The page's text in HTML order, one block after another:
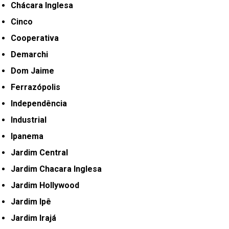
Chácara Inglesa
Cinco
Cooperativa
Demarchi
Dom Jaime
Ferrazópolis
Independência
Industrial
Ipanema
Jardim Central
Jardim Chacara Inglesa
Jardim Hollywood
Jardim Ipê
Jardim Irajá